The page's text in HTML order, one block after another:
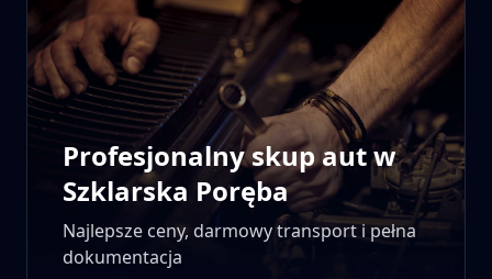
Profesjonalny skup aut w
Szklarska Poręba
Najlepsze ceny, darmowy transport i pełna
dokumentacja